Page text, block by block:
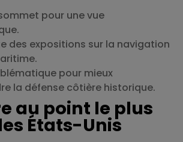
pour une vue
des expositions sur la navigation
pour mieux
la défense côtière historique.
au point le plus
États-Unis